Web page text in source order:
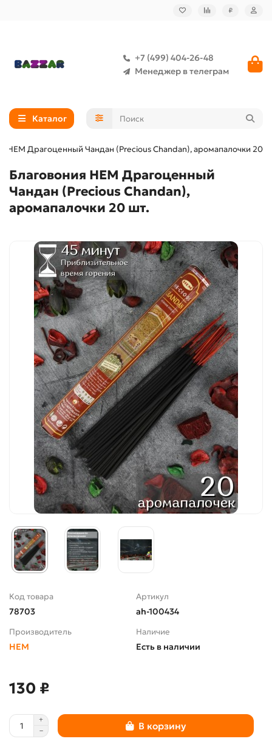
₽
+7 (499) 404-26-48
Менеджер в телеграм
Каталог
HEM Драгоценный Чандан (Precious Chandan), аромапалочки 20
Благовония HEM Драгоценный
Чандан (Precious Chandan),
аромапалочки 20 шт.
Код товара
78703
Артикул
ah-100434
Производитель
HEM
Наличие
Есть в наличии
130 ₽
В корзину